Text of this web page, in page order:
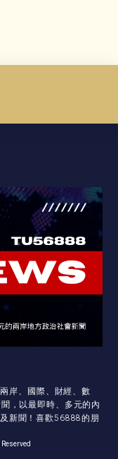
岸、國際、財經、數
，以最即時、多元的內
新聞！喜歡56888的朋